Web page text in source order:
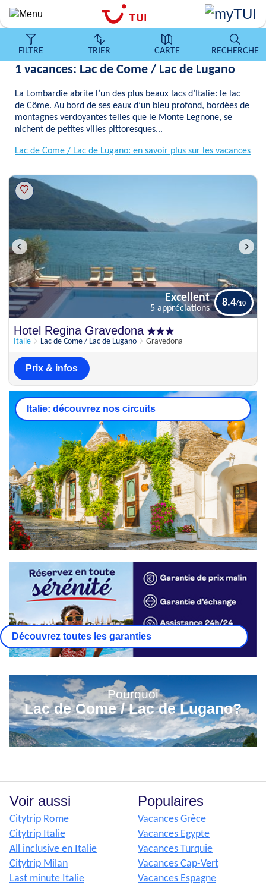
Aller
au
contenu
principal
FILTRE TRIER CARTE RECHERCHE
1 vacances: Lac de Come / Lac de Lugano
La Lombardie abrite l’un des plus beaux lacs d’Italie: le lac
de Côme. Au bord de ses eaux d’un bleu profond, bordées de
montagnes verdoyantes telles que le Monte Legnone, se
nichent de petites villes pittoresques...
Lac de Come / Lac de Lugano: en savoir plus sur les vacances
Excellent
5 appréciations
Hotel Regina Gravedona
Italie Lac de Come / Lac de Lugano Gravedona
Excellent
5 appréciations
8.4
Prix & infos
Italie: découvrez nos circuits
Découvrez toutes les garanties
Pourquoi
Lac de Come / Lac de Lugano?
Voir aussi
Citytrip Rome
Citytrip Italie
All inclusive en Italie
Citytrip Milan
Last minute Italie
Populaires
Vacances Grèce
Vacances Egypte
Vacances Turquie
Vacances Cap-Vert
Vacances Espagne